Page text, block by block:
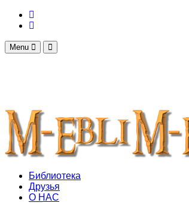
Menu
Библиотека
Друзья
О НАС